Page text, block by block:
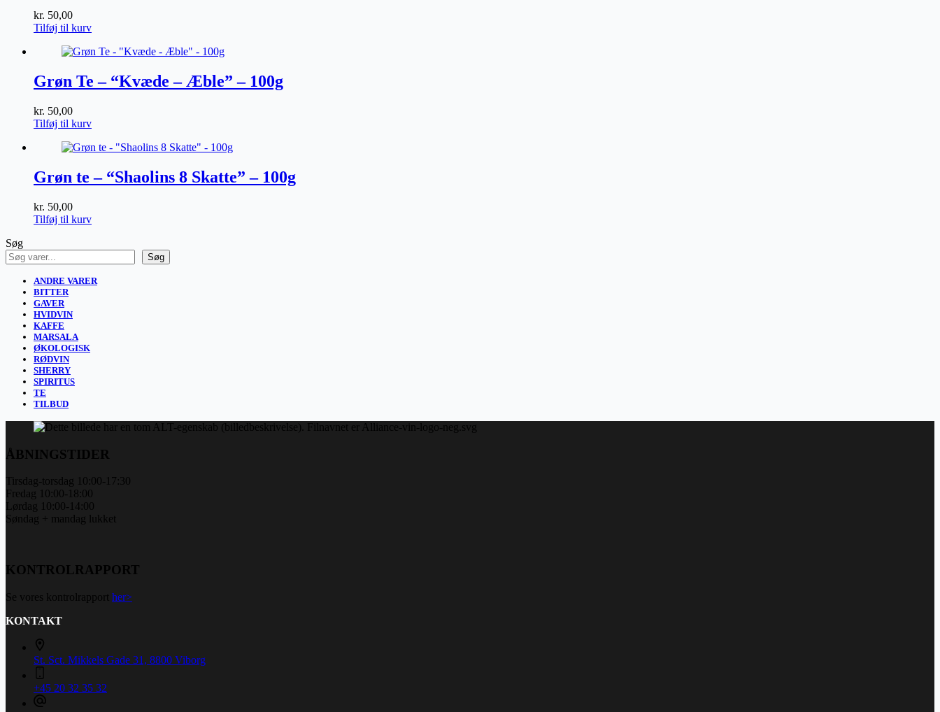
kr. 50,00
Tilføj til kurv
Grøn Te – “Kvæde – Æble” – 100g
kr. 50,00
Tilføj til kurv
Grøn te – “Shaolins 8 Skatte” – 100g
kr. 50,00
Tilføj til kurv
Søg
Søg
ANDRE VARER
BITTER
GAVER
HVIDVIN
KAFFE
MARSALA
ØKOLOGISK
RØDVIN
SHERRY
SPIRITUS
TE
TILBUD
ÅBNINGSTIDER
Tirsdag-torsdag 10:00-17:30
Fredag 10:00-18:00
Lørdag 10:00-14:00
Søndag + mandag lukket
KONTROLRAPPORT
Se vores kontrolrapport her>
KONTAKT
St. Sct. Mikkels Gade 31, 8800 Viborg
+45 20 32 35 32